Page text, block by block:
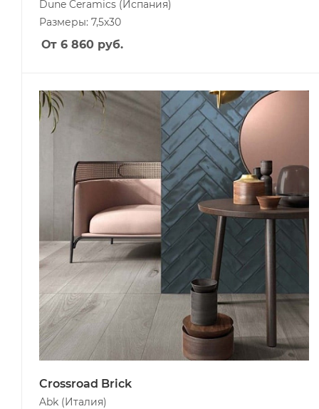
Dune Ceramics (Испания)
Размеры: 7,5x30
От 6 860 руб.
Crossroad Brick
Abk (Италия)